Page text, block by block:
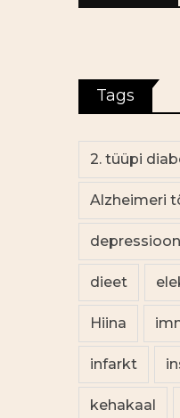
Tags
2. tüüpi
Alzheimeri
depressioon
dieet
Hiina
infarkt
kehakaal